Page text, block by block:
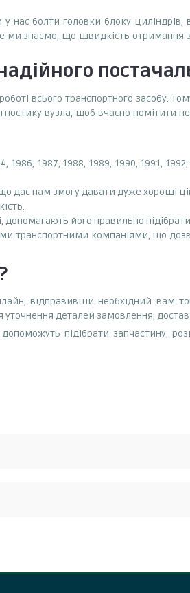
у нас болти головки блоку
ми знаємо, що швидкість отримання
всього транспортного засобу.
вузла, щоб вчасно помітити
1987, 1988, 1989, 1990, 1991, 1992,
дає нам змогу давати дуже хороші
допомагають його правильно
транспортними компаніями, що
відправивши необхідний вам
деталей замовлення,
підібрати запчастину,
отримати від них інструкції.